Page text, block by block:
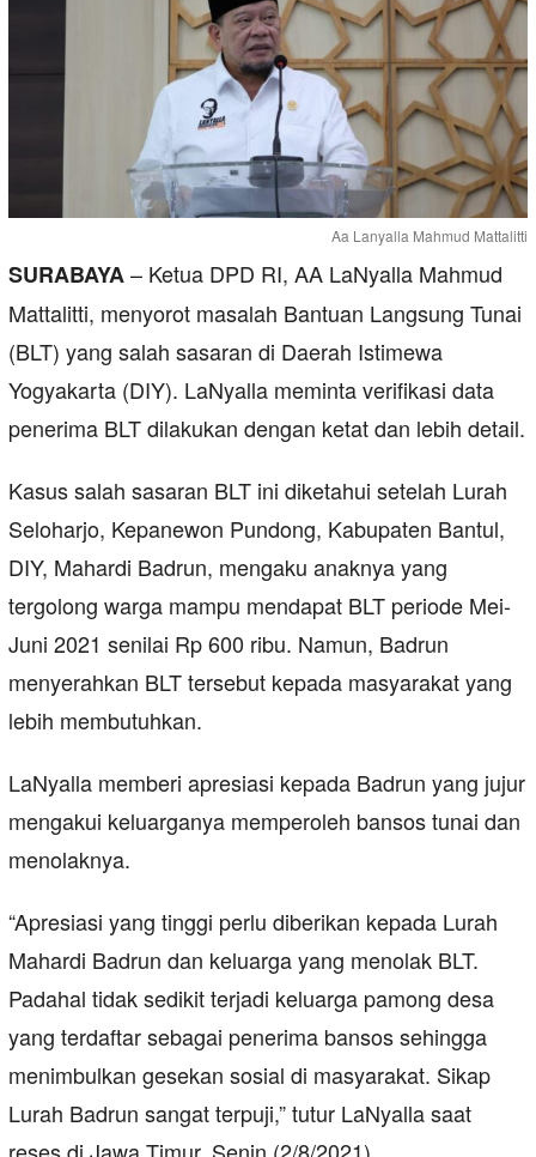
Aa Lanyalla Mahmud Mattalitti
SURABAYA– Ketua DPD RI, AA LaNyalla Mahmud
Mattalitti, menyorot masalah Bantuan Langsung Tunai
(BLT) yang salah sasaran di Daerah Istimewa
Yogyakarta (DIY). LaNyalla meminta verifikasi data
penerima BLT dilakukan dengan ketat dan lebih detail.
Kasus salah sasaran BLT ini diketahui setelah Lurah
Seloharjo, Kepanewon Pundong, Kabupaten Bantul,
DIY, Mahardi Badrun, mengaku anaknya yang
tergolong warga mampu mendapat BLT periode Mei-
Juni 2021 senilai Rp 600 ribu. Namun, Badrun
menyerahkan BLT tersebut kepada masyarakat yang
lebih membutuhkan.
LaNyalla memberi apresiasi kepada Badrun yang jujur
mengakui keluarganya memperoleh bansos tunai dan
menolaknya.
“Apresiasi yang tinggi perlu diberikan kepada Lurah
Mahardi Badrun dan keluarga yang menolak BLT.
Padahal tidak sedikit terjadi keluarga pamong desa
yang terdaftar sebagai penerima bansos sehingga
menimbulkan gesekan sosial di masyarakat. Sikap
Lurah Badrun sangat terpuji,” tutur LaNyalla saat
reses di Jawa Timur, Senin (2/8/2021).